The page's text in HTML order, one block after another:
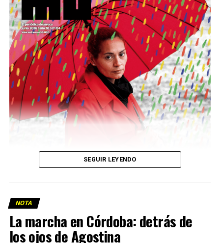
podría ser una frase:
Sin chamuyo, a remarla.
Descargar la Mu en PDF
SEGUIR LEYENDO
NOTA
La marcha en Córdoba: detrás de
los ojos de Agostina